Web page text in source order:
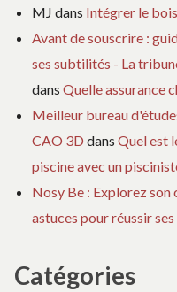
MJ dans Intégrer le
Avant de souscrire :
ses subtilités - La
dans Quelle assurance
Meilleur bureau
CAO 3D dans Quel est
piscine avec un
Nosy Be : Explorez son
astuces pour réussir
Catégories